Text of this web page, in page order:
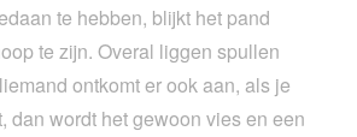
te hebben, blijkt het pand
te zijn. Overal liggen spullen
ontkomt er ook aan, als je
dan wordt het gewoon vies en een